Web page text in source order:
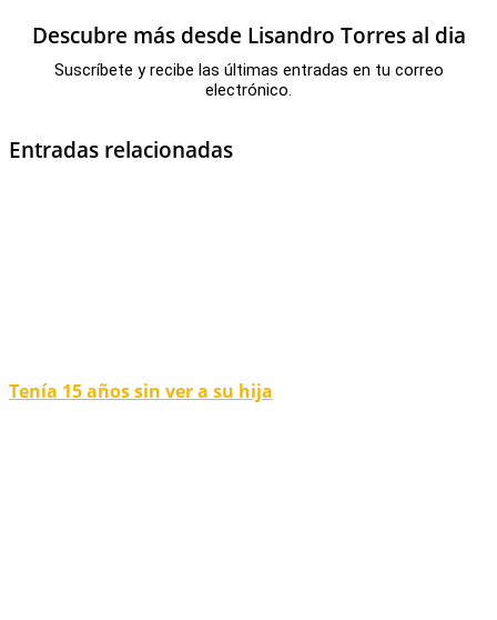
Descubre más desde Lisandro Torres al dia
Suscríbete y recibe las últimas entradas en tu correo
electrónico.
Entradas relacionadas
Tenía 15 años sin ver a su hija